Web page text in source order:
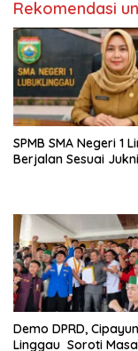
Rekomendasi
SPMB SMA Negeri 1
Berjalan Sesuai
Demo DPRD,
Linggau Soroti